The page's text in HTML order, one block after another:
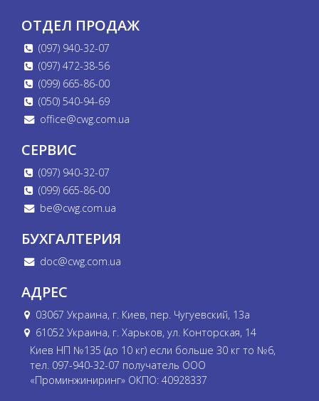
ОТДЕЛ ПРОДАЖ
(097) 940-32-07
(097) 472-38-56
(099) 665-86-00
(050) 540-94-69
office@cwg.com.ua
СЕРВИС
(097) 940-32-07
(099) 665-86-00
be@cwg.com.ua
БУХГАЛТЕРИЯ
doc@cwg.com.ua
АДРЕС
03067 Украина, г. Киев, пер. Чугуевский, 13а
61052 Украина, г. Харьков, ул. Конторская, 14
Киев НП №135 (до 10 кг) если больше 30 кг то №6,
тел. 097-940-32-07 получатель ООО
«Проминжиниринг» ОКПО: 40928337